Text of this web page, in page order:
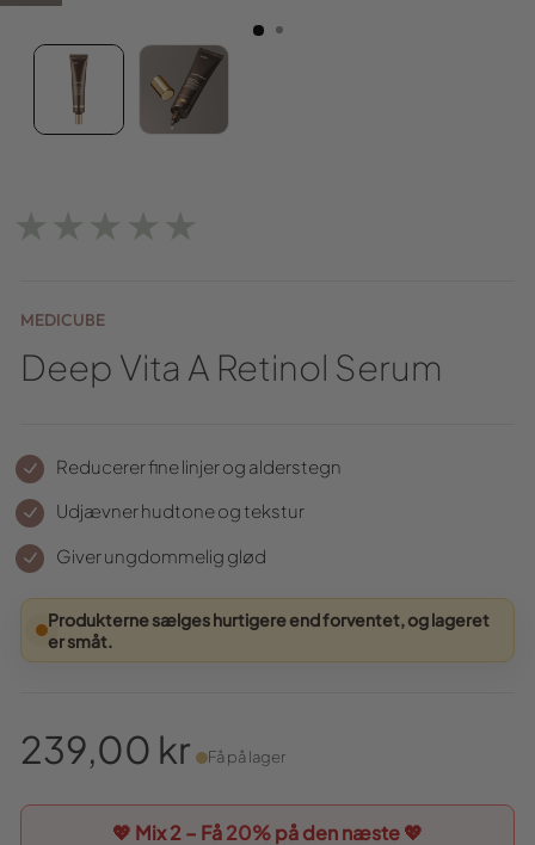
★★★★★
MEDICUBE
Deep Vita A Retinol Serum
Reducerer fine linjer og alderstegn
Udjævner hudtone og tekstur
Giver ungdommelig glød
Produkterne sælges hurtigere end forventet, og lageret
er småt.
pris
239,00 kr Få på lager
💖 Mix 2 – Få20%på den næste 💖